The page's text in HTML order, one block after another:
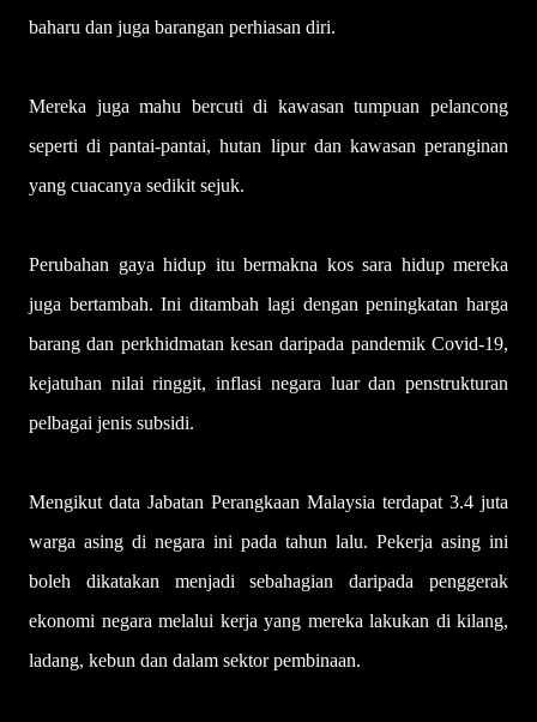
baharu dan juga barangan perhiasan diri.
Mereka juga mahu bercuti di kawasan tumpuan pelancong
seperti di pantai-pantai, hutan lipur dan kawasan peranginan
yang cuacanya sedikit sejuk.
Perubahan gaya hidup itu bermakna kos sara hi­dup mereka
juga bertambah. Ini ditambah lagi dengan peningkatan harga
barang dan perkhidmatan kesan daripada pandemik Covid-19,
kejatuhan nilai ringgit, inflasi negara luar dan penstrukturan
pelbagai jenis subsidi.
Mengikut data Jabatan Perangkaan Malaysia terdapat 3.4 juta
warga asing di negara ini pada tahun lalu. Pekerja asing ini
boleh dikatakan menjadi sebahagian daripada penggerak
ekonomi negara melalui kerja yang mereka lakukan di kilang,
ladang, kebun dan dalam sektor pembinaan.